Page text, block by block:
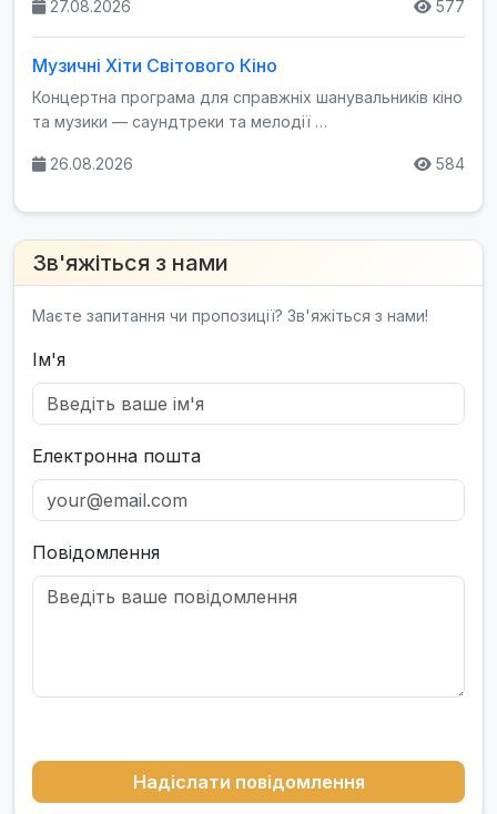
27.08.2026 577
Музичні Хіти Світового Кіно
Концертна програма для справжніх шанувальників кіно
та музики — саундтреки та мелодії …
26.08.2026 584
Зв'яжіться з нами
Маєте запитання чи пропозиції? Зв'яжіться з нами!
Ім'я
Електронна пошта
Повідомлення
Надіслати повідомлення